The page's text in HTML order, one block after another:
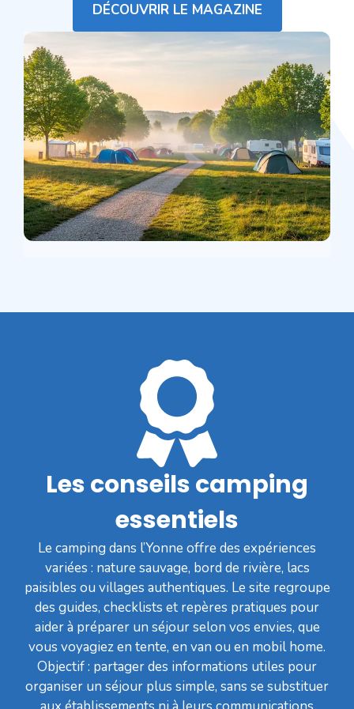
DÉCOUVRIR LE MAGAZINE
Les conseils camping
essentiels
Le camping dans l’Yonne offre des expériences
variées : nature sauvage, bord de rivière, lacs
paisibles ou villages authentiques. Le site regroupe
des guides, checklists et repères pratiques pour
aider à préparer un séjour selon vos envies, que
vous voyagiez en tente, en van ou en mobil home.
Objectif : partager des informations utiles pour
organiser un séjour plus simple, sans se substituer